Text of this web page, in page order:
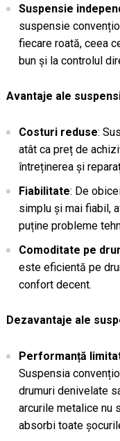
Suspensie
suspensie
fiecare roată, ceea
bun și la controlul
Avantaje ale
Costuri reduse:
atât ca preț de
întreținerea și
Fiabilitate: De
simplu și mai fiabil,
puține probleme
Comoditate pe
este eficientă pe
confort decent.
Dezavantaje ale
Performanță
Suspensia
drumuri denivelate
arcurile metalice nu
absorbi toate